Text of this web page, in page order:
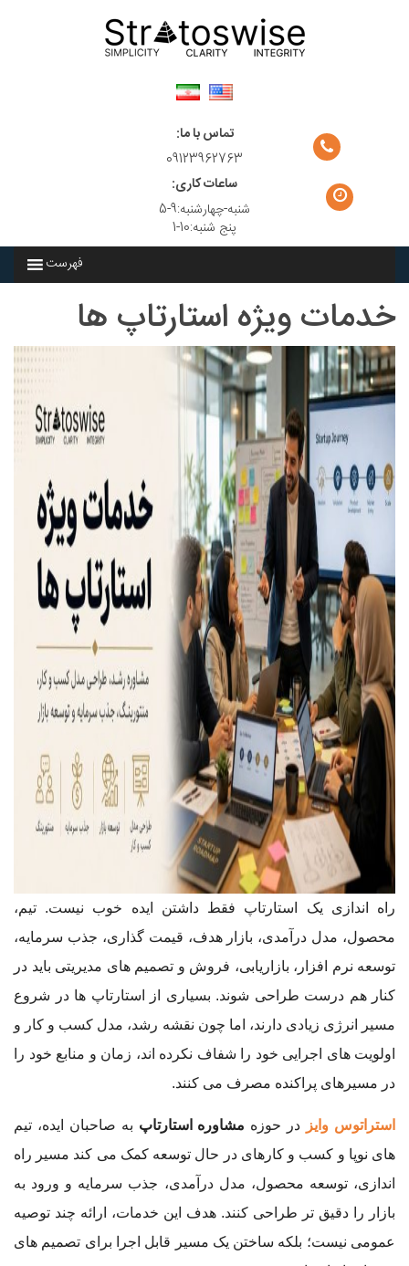
تماس با ما:
09123962763
ساعات کاری:
شنبه-چهارشنبه:9-5
پنج شنبه:10-1
فهرست
خدمات ویژه استارتاپ ها
راه اندازی یک استارتاپ فقط داشتن ایده خوب نیست. تیم،
محصول، مدل درآمدی، بازار هدف، قیمت گذاری، جذب سرمایه،
توسعه نرم افزار، بازاریابی، فروش و تصمیم های مدیریتی باید در
کنار هم درست طراحی شوند. بسیاری از استارتاپ ها در شروع
مسیر انرژی زیادی دارند، اما چون نقشه رشد، مدل کسب و کار و
اولویت های اجرایی خود را شفاف نکرده اند، زمان و منابع خود را
در مسیرهای پراکنده مصرف می کنند.
استراتوس وایز در حوزه مشاوره استارتاپ به صاحبان ایده، تیم
های نوپا و کسب و کارهای در حال توسعه کمک می کند مسیر راه
اندازی، توسعه محصول، مدل درآمدی، جذب سرمایه و ورود به
بازار را دقیق تر طراحی کنند. هدف این خدمات، ارائه چند توصیه
عمومی نیست؛ بلکه ساختن یک مسیر قابل اجرا برای تصمیم های